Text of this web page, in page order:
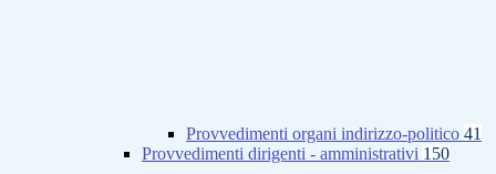
Provvedimenti organi indirizzo-politico 41
Provvedimenti dirigenti - amministrativi 150